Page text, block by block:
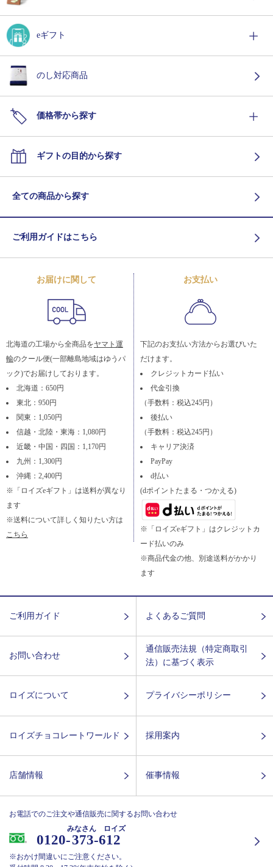
eギフト
のし対応商品
価格帯から探す
ギフトの目的から探す
全ての商品から探す
ご利用ガイドはこちら
お届けに関して
北海道の工場から全商品をヤマト運
輸のクール便(一部離島地域はゆうパ
ック)でお届けしております。
北海道：650円
東北：950円
関東：1,050円
信越・北陸・東海：1,080円
近畿・中国・四国：1,170円
九州：1,300円
沖縄：2,400円
※「ロイズeギフト」は送料が異なり
ます
※送料について詳しく知りたい方は
こちら
お支払い
下記のお支払い方法からお選びいた
だけます。
クレジットカード払い
代金引換
（手数料：税込245円）
後払い
（手数料：税込245円）
キャリア決済
PayPay
d払い
(dポイントたまる・つかえる)
※「ロイズeギフト」はクレジットカ
ード払いのみ
※商品代金の他、別途送料がかかり
ます
ご利用ガイド よくあるご質問
お問い合わせ
通信販売法規（特定商取引
法）に基づく表示
ロイズについて プライバシーポリシー
ロイズチョコレートワールド 採用案内
店舗情報 催事情報
お電話でのご注文や通信販売に関するお問い合わせ
0120-373-612
みなさん ロイズ
※おかけ間違いにご注意ください。